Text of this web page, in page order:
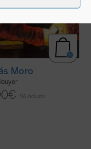
Moro
€ IVA incluido